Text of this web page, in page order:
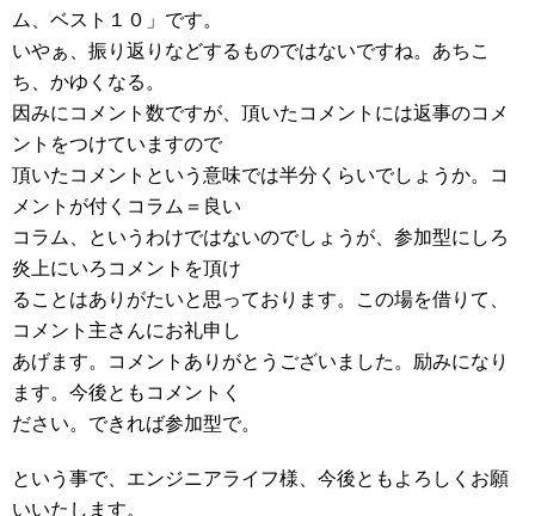
ム、ベスト１０」です。
いやぁ、振り返りなどするものではないですね。あちこ
ち、かゆくなる。
因みにコメント数ですが、頂いたコメントには返事のコメ
ントをつけていますので
頂いたコメントという意味では半分くらいでしょうか。コ
メントが付くコラム＝良い
コラム、というわけではないのでしょうが、参加型にしろ
炎上にいろコメントを頂け
ることはありがたいと思っております。この場を借りて、
コメント主さんにお礼申し
あげます。コメントありがとうございました。励みになり
ます。今後ともコメントく
ださい。できれば参加型で。
という事で、エンジニアライフ様、今後ともよろしくお願
いいたします。